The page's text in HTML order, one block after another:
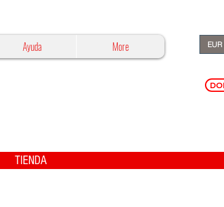
Ayuda More
TIENDA